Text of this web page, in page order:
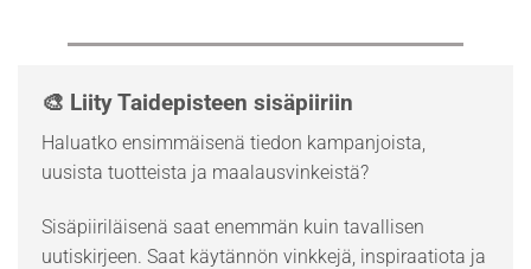
🎨 Liity Taidepisteen sisäpiiriin
Haluatko ensimmäisenä tiedon kampanjoista,
uusista tuotteista ja maalausvinkeistä?
Sisäpiiriläisenä saat enemmän kuin tavallisen
uutiskirjeen. Saat käytännön vinkkejä, inspiraatiota ja